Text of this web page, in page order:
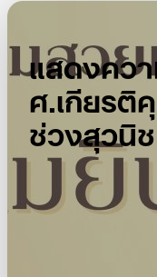
แสดงคว
ศ.เกียร
ช่วงสุวนิช